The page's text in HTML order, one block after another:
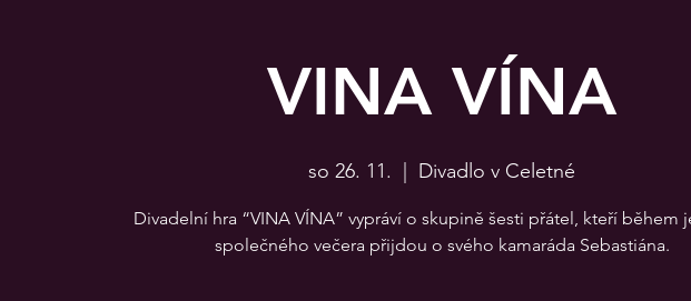
VINA VÍNA
so 26. 11. Divadlo v Celetné
Divadelní hra “VINA VÍNA” vypráví o skupině šesti přátel, kteří během
společného večera přijdou o svého kamaráda Sebastiána.